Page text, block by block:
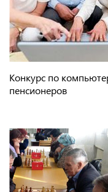
Конкурс по
пенсионеров